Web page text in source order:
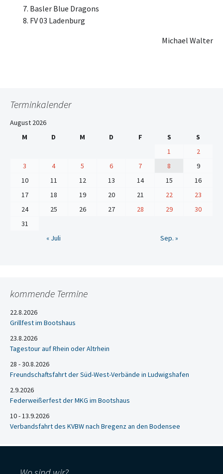
Basler Blue Dragons
FV 03 Ladenburg
Michael Walter
Terminkalender
August 2026
M
D M D F S
S
1
2
3
4 5 6 7 8
9
10
11 12 13 14 15
16
17
18 19 20 21 22
23
24
25 26 27 28 29
30
31
« Juli
Sep. »
kommende Termine
22.8.2026
Grillfest im Bootshaus
23.8.2026
Tagestour auf Rhein oder Altrhein
28 - 30.8.2026
Freundschaftsfahrt der Süd-West-Verbände in Ludwigshafen
2.9.2026
Federweißerfest der MKG im Bootshaus
10 - 13.9.2026
Verbandsfahrt des KVBW nach Bregenz an den Bodensee